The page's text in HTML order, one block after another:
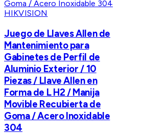
HIKVISION
Juego de Llaves Allen de
Mantenimiento para
Gabinetes de Perfil de
Aluminio Exterior / 10
Piezas / Llave Allen en
Forma de L H2 / Manija
Movible Recubierta de
Goma / Acero Inoxidable
304